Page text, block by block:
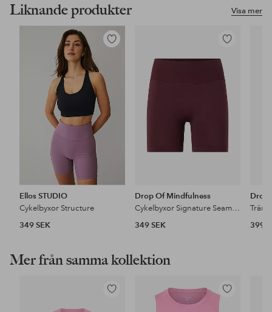
Visa mer
Liknande produkter
Lägg
favoriter
Ellos STUDIO
Cykelbyxor Structure
349 SEK
Lägg
favoriter
Drop Of Mindfulness
Cykelbyxor Signature Seamless Bike Shorts
349 SEK
Drop
399
Mer från samma kollektion
Lägg
Lägg